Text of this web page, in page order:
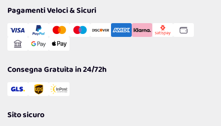
Cookie Policy
Gestisci Cookie
Reso Facile e Veloce
Pagamenti Veloci & Sicuri
Consegna Gratuita in 24/72h
Sito sicuro